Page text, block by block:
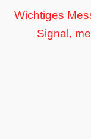
Wichtiges
Signal,